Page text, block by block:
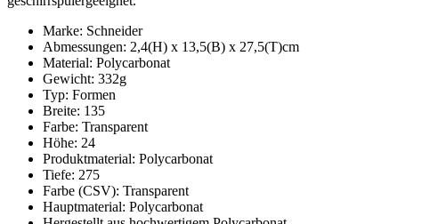
Marke: Schneider
Abmessungen: 2,4(H) x 13,5(B) x 27,5(T)cm
Material: Polycarbonat
Gewicht: 332g
Typ: Formen
Breite: 135
Farbe: Transparent
Höhe: 24
Produktmaterial: Polycarbonat
Tiefe: 275
Farbe (CSV): Transparent
Hauptmaterial: Polycarbonat